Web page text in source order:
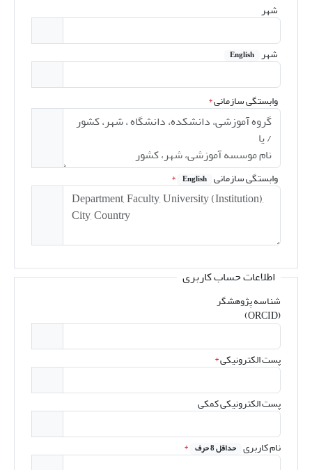
شهر
شهر English
وابستگی سازمانی*
وابستگی سازمانی English
*
اطلاعات حساب کاربری
شناسه پژوهشگر
(ORCID)
پست الکترونیکی*
پست الکترونیکی کمکی
نام کاربری حداقل 8 حرف *